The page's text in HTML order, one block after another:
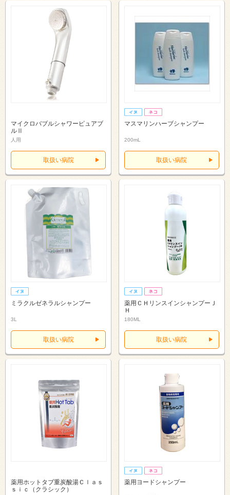
マイクロバブルシャワーピュアブ
ルⅡ
人用
取扱い病院
マスマリンハーブシャンプー
200mL
取扱い病院
ミラクルゼネラルシャンプー
3L
取扱い病院
薬用ＣＨリンスインシャンプーＪ
Ｈ
180ML
取扱い病院
薬用ホットタブ重炭酸湯Ｃｌａｓ
ｓｉｃ（クラシック）
薬用ヨードシャンプー